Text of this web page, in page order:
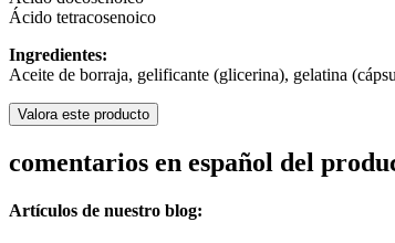
Ácido tetracosenoico
Ingredientes:
Aceite de borraja, gelificante (glicerina), gelatina
Valora este producto
comentarios en español del
Artículos de nuestro blog: